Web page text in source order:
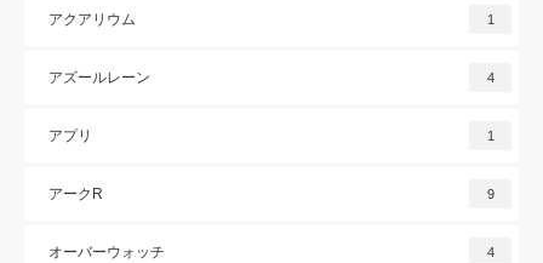
アクアリウム 1
アズールレーン 4
アプリ 1
アークR 9
オーバーウォッチ 4